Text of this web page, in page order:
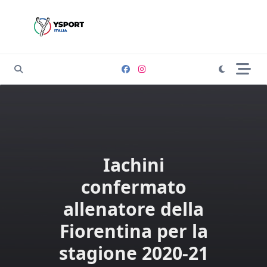
Iachini
confermato
allenatore della
Fiorentina per la
stagione 2020-21